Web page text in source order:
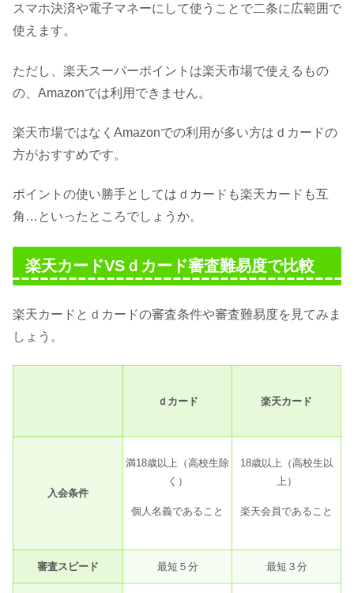
スマホ決済や電子マネーにして使うことで二条に広範囲で
使えます。
ただし、楽天スーパーポイントは楽天市場で使えるもの
の、Amazonでは利用できません。
楽天市場ではなくAmazonでの利用が多い方はｄカードの
方がおすすめです。
ポイントの使い勝手としてはｄカードも楽天カードも互
角…といったところでしょうか。
楽天カードVSｄカード審査難易度で比較
楽天カードとｄカードの審査条件や審査難易度を見てみま
しょう。
ｄカード 楽天カード
入会条件
満18歳以上（高校生除
く）
個人名義であること
18歳以上（高校生以
上）
楽天会員であること
審査スピード 最短５分 最短３分